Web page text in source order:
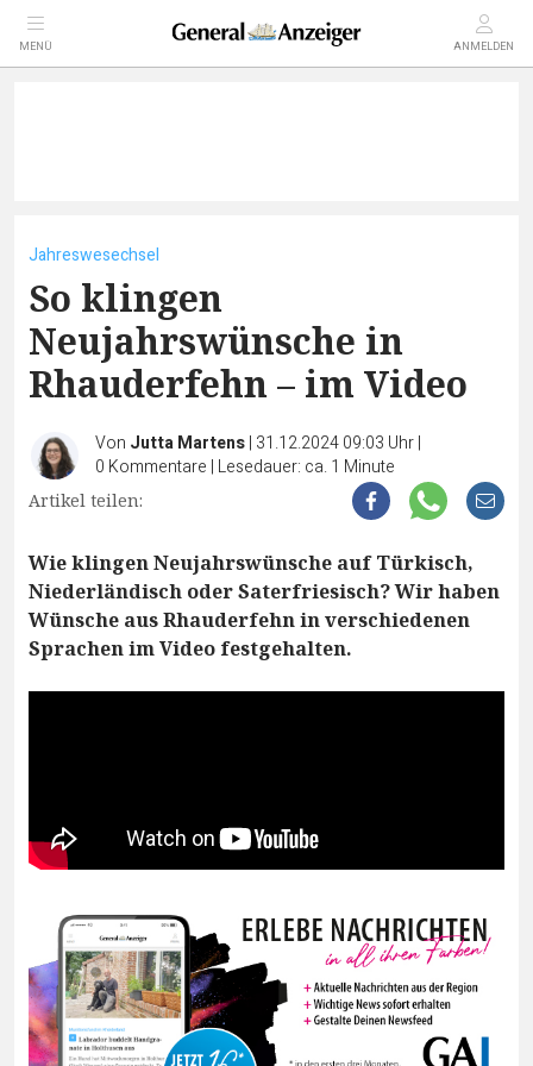
MENÜ ANMELDEN
Jahreswesechsel
So klingen
Neujahrswünsche in
Rhauderfehn – im Video
Von Jutta Martens| 31.12.2024 09:03 Uhr|
0 Kommentare | Lesedauer: ca. 1 Minute
Artikel teilen:
Wie klingen Neujahrswünsche auf Türkisch,
Niederländisch oder Saterfriesisch? Wir haben
Wünsche aus Rhauderfehn in verschiedenen
Sprachen im Video festgehalten.